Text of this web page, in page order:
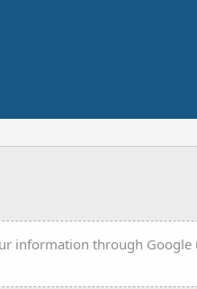
information through